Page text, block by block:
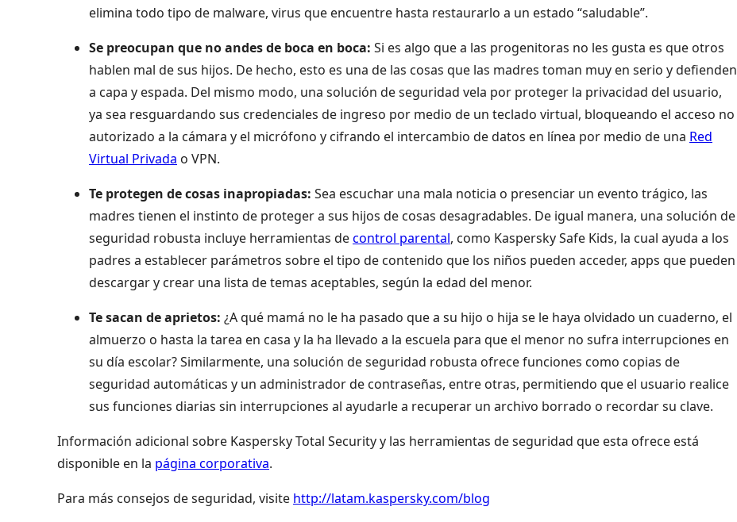
elimina todo tipo de malware, virus que encuentre hasta restaurarlo a un estado “saludable”.
Se preocupan que no andes de boca en boca: Si es algo que a las progenitoras no les gusta es que otros
hablen mal de sus hijos. De hecho, esto es una de las cosas que las madres toman muy en serio y defienden
a capa y espada. Del mismo modo, una solución de seguridad vela por proteger la privacidad del usuario,
ya sea resguardando sus credenciales de ingreso por medio de un teclado virtual, bloqueando el acceso no
autorizado a la cámara y el micrófono y cifrando el intercambio de datos en línea por medio de una Red
Virtual Privada o VPN.
Te protegen de cosas inapropiadas: Sea escuchar una mala noticia o presenciar un evento trágico, las
madres tienen el instinto de proteger a sus hijos de cosas desagradables. De igual manera, una solución de
seguridad robusta incluye herramientas decontrol parental, como Kaspersky Safe Kids, la cual ayuda a los
padres a establecer parámetros sobre el tipo de contenido que los niños pueden acceder, apps que pueden
descargar y crear una lista de temas aceptables, según la edad del menor.
Te sacan de aprietos: ¿A qué mamá no le ha pasado que a su hijo o hija se le haya olvidado un cuaderno, el
almuerzo o hasta la tarea en casa y la ha llevado a la escuela para que el menor no sufra interrupciones en
su día escolar? Similarmente, una solución de seguridad robusta ofrece funciones como copias de
seguridad automáticas y un administrador de contraseñas, entre otras, permitiendo que el usuario realice
sus funciones diarias sin interrupciones al ayudarle a recuperar un archivo borrado o recordar su clave.
Información adicional sobre Kaspersky Total Security y las herramientas de seguridad que esta ofrece está
disponible en la página corporativa.
Para más consejos de seguridad, visite http://latam.kaspersky.com/blog